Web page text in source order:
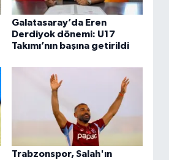
Galatasaray’da Eren
Derdiyok dönemi: U17
Takımı’nın başına getirildi
Trabzonspor, Salah'ın